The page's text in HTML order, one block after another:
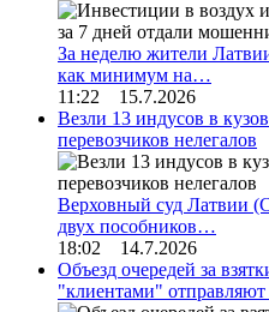
За неделю жители
как минимум на…
11:22 15.7.2026
Везли 13 индусов в
перевозчиков нелегалов
Верховный суд Латвии
двух пособников…
18:02 14.7.2026
Объезд очередей за
"клиентами" отправляют